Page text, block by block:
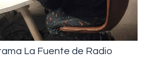
La Fuente de Radio